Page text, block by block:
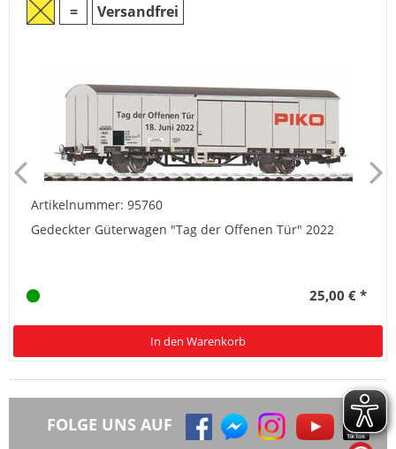
= Versandfrei
Artikelnummer: 95760
Gedeckter Güterwagen "Tag der Offenen Tür" 2022
25,00 € *
In den Warenkorb
FOLGE UNS AUF